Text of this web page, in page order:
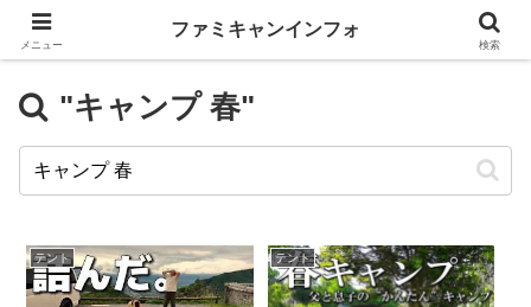
"キャンプ 春"
テント テント
メニュー
ファミキャンインフォ
検索